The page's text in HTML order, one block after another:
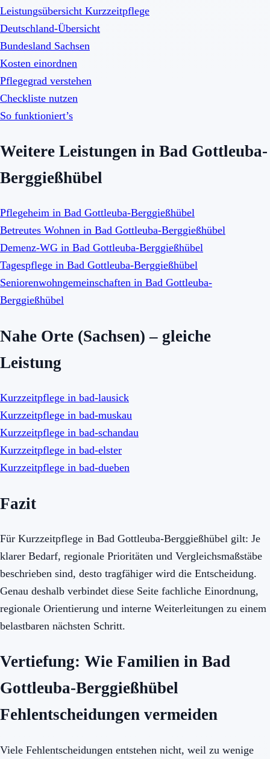
Leistungsübersicht Kurzzeitpflege
Deutschland-Übersicht
Bundesland Sachsen
Kosten einordnen
Pflegegrad verstehen
Checkliste nutzen
So funktioniert’s
Weitere Leistungen in Bad Gottleuba-
Berggießhübel
Pflegeheim in Bad Gottleuba-Berggießhübel
Betreutes Wohnen in Bad Gottleuba-Berggießhübel
Demenz-WG in Bad Gottleuba-Berggießhübel
Tagespflege in Bad Gottleuba-Berggießhübel
Seniorenwohngemeinschaften in Bad Gottleuba-
Berggießhübel
Nahe Orte (Sachsen) – gleiche
Leistung
Kurzzeitpflege in bad-lausick
Kurzzeitpflege in bad-muskau
Kurzzeitpflege in bad-schandau
Kurzzeitpflege in bad-elster
Kurzzeitpflege in bad-dueben
Fazit
Für Kurzzeitpflege in Bad Gottleuba-Berggießhübel gilt: Je
klarer Bedarf, regionale Prioritäten und Vergleichsmaßstäbe
beschrieben sind, desto tragfähiger wird die Entscheidung.
Genau deshalb verbindet diese Seite fachliche Einordnung,
regionale Orientierung und interne Weiterleitungen zu einem
belastbaren nächsten Schritt.
Vertiefung: Wie Familien in Bad
Gottleuba-Berggießhübel
Fehlentscheidungen vermeiden
Viele Fehlentscheidungen entstehen nicht, weil zu wenige